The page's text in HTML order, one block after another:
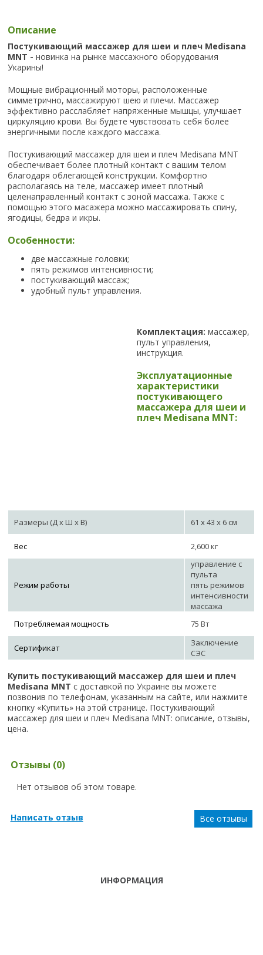
Описание
Постукивающий массажер для шеи и плеч Medisana
MNT -новинка на рынке массажного оборудования
Укарины!
Мощные вибрационный моторы, расположенные
симметрично, массажируют шею и плечи. Массажер
эффективно расслабляет напряженные мышцы, улучшает
циркуляцию крови. Вы будете чувствовать себя более
энергичными после каждого массажа.
Постукивающий массажер для шеи и плеч Medisana MNT
обеспечивает более плотный контакт с вашим телом
благодаря облегающей конструкции. Комфортно
располагаясь на теле, массажер имеет плотный
целенаправленный контакт с зоной массажа. Также с
помощью этого масажера можно массажировать спину,
ягодицы, бедра и икры.
Особенности:
две массажные головки;
пять режимов интенсивности;
постукивающий массаж;
удобный пульт управления.
Комплектация:массажер,
пульт управления,
инструкция.
Эксплуатационные
характеристики
постукивающего
массажера для шеи и
плеч Medisana MNT:
Размеры (Д х Ш х В) 61 x 43 x 6 см
Вес 2,600 кг
Режим работы
управление с
пульта
пять режимов
интенсивности
массажа
Потребляемая мощность
75 Вт
Сертификат
Заключение
СЭС
Купить постукивающий массажер для шеи и плеч
Medisana MNT с доставкой по Украине вы можете
позвонив по телефонам, указанным на сайте, или нажмите
кнопку «Купить» на этой странице. Постукивающий
массажер для шеи и плеч Medisana MNT: описание, отзывы,
цена.
Отзывы (0)
Нет отзывов об этом товаре.
Написать отзыв Все отзывы
ИНФОРМАЦИЯ